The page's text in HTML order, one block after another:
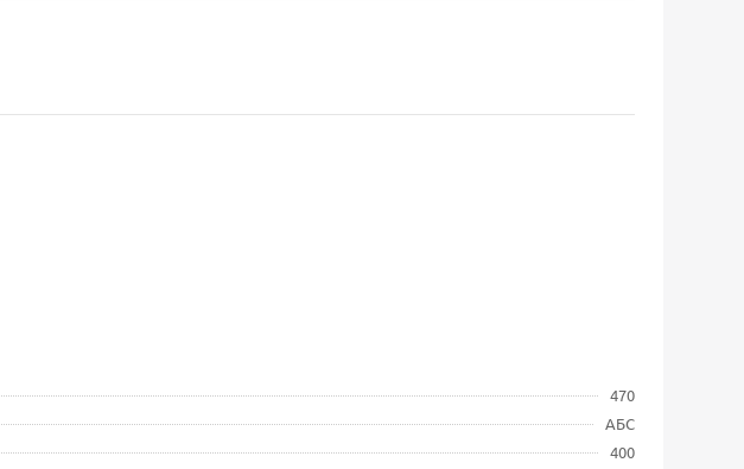
470
АБС
400